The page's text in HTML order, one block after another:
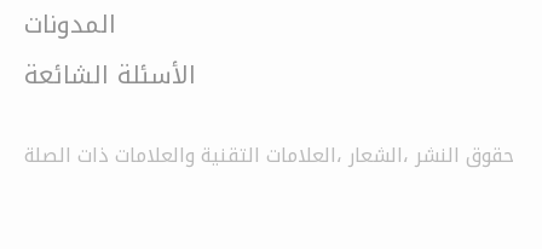
المدونات
الأسئلة الشائعة
حقوق النشر ،الشعار ،العلامات التقنية والعلامات ذات الصلة